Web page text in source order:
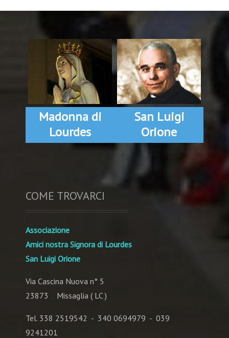
Madonna di
Lourdes
San Luigi
Orione
COME TROVARCI
Associazione
Amici nostra Signora di Lourdes
San Luigi Orione
Via Cascina Nuova n° 5
23873 Missaglia ( LC )
Tel. 338 2519542 - 340 0694979 - 039
9241201